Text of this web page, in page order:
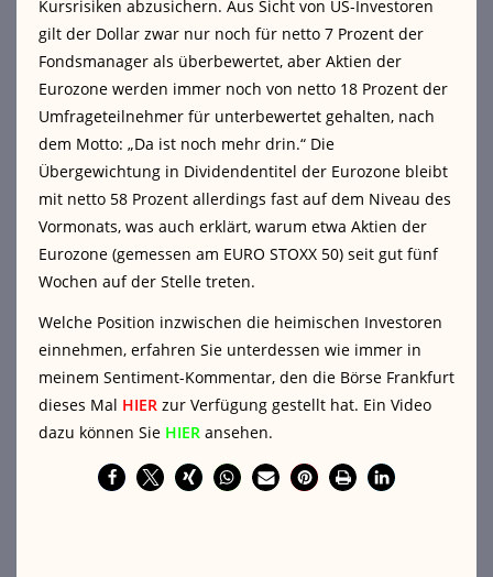
Kursrisiken abzusichern. Aus Sicht von US-Investoren
gilt der Dollar zwar nur noch für netto 7 Prozent der
Fondsmanager als überbewertet, aber Aktien der
Eurozone werden immer noch von netto 18 Prozent der
Umfrageteilnehmer für unterbewertet gehalten, nach
dem Motto: „Da ist noch mehr drin.“ Die
Übergewichtung in Dividendentitel der Eurozone bleibt
mit netto 58 Prozent allerdings fast auf dem Niveau des
Vormonats, was auch erklärt, warum etwa Aktien der
Eurozone (gemessen am EURO STOXX 50) seit gut fünf
Wochen auf der Stelle treten.
Welche Position inzwischen die heimischen Investoren
einnehmen, erfahren Sie unterdessen wie immer in
meinem Sentiment-Kommentar, den die Börse Frankfurt
dieses Mal HIER zur Verfügung gestellt hat. Ein Video
dazu können Sie HIER ansehen.